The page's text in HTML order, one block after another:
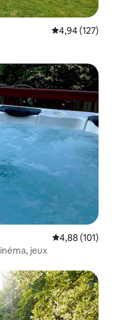
Note
4,94 (127)
Note
4,88 (101)
jeux